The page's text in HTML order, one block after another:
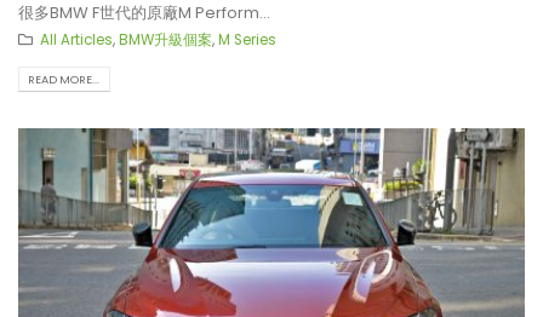
很多BMW F世代的原廠M Perform...
All Articles,BMW升級個案,M Series
READ MORE...